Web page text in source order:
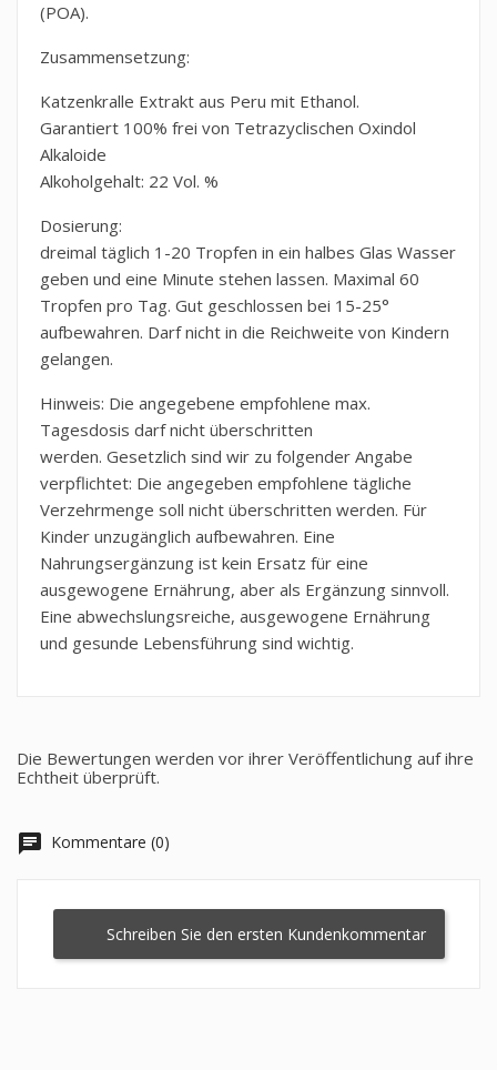
(POA).
Zusammensetzung:
Katzenkralle Extrakt aus Peru mit Ethanol.
Garantiert 100% frei von Tetrazyclischen Oxindol
Alkaloide
Alkoholgehalt: 22 Vol. %
Dosierung:
dreimal täglich 1-20 Tropfen in ein halbes Glas Wasser
geben und eine Minute stehen lassen. Maximal 60
Tropfen pro Tag. Gut geschlossen bei 15-25°
aufbewahren. Darf nicht in die Reichweite von Kindern
gelangen.
Hinweis: Die angegebene empfohlene max.
Tagesdosis darf nicht überschritten
werden. Gesetzlich sind wir zu folgender Angabe
verpflichtet: Die angegeben empfohlene tägliche
Verzehrmenge soll nicht überschritten werden. Für
Kinder unzugänglich aufbewahren. Eine
Nahrungsergänzung ist kein Ersatz für eine
ausgewogene Ernährung, aber als Ergänzung sinnvoll.
Eine abwechslungsreiche, ausgewogene Ernährung
und gesunde Lebensführung sind wichtig.
Die Bewertungen werden vor ihrer Veröffentlichung auf ihre
Echtheit überprüft.
chat Kommentare (0)
Schreiben Sie den ersten Kundenkommentar